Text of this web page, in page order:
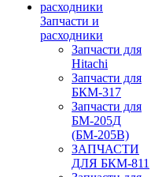
Запчасти и
расходники
Запчасти для
Hitachi
Запчасти для
БКМ-317
Запчасти для
БМ-205Д
(БМ-205В)
ЗАПЧАСТИ
ДЛЯ БКМ-811